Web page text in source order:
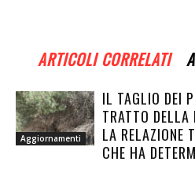
ARTICOLI CORRELATI
Aggiornamenti
IL TAGLIO DEI
TRATTO DELLA
LA RELAZIONE
CHE HA